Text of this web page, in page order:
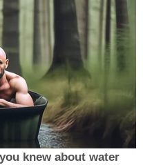
knew about water